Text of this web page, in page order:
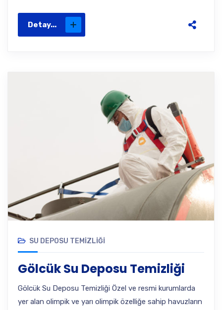
Detay...
SU DEPOSU TEMIZLIĞI
Gölcük Su Deposu Temizliği
Gölcük Su Deposu Temizliği Özel ve resmi kurumlarda
yer alan olimpik ve yarı olimpik özelliğe sahip havuzların